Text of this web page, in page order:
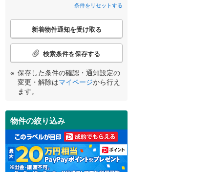
条件をリセットする
こ
検
条
件
受
け
取
る
・
条
新着物件通知を受け取る
検索条件を保存する
保存した条件の確認・通知設定の
変更・解除はマイページから行え
ます。
物件の絞り込み
条件をリセットする
東白川郡鮫川村(0)
石川郡平田村(0)
田村郡三春町(1)
双葉郡楢葉町(1)
双葉郡葛尾村(0)
条件をリセットする
条件をリセットする
条件をリセットする
条件をリセットする
小学校まで1km以内（0）
南道路（9）
条件をリセットする